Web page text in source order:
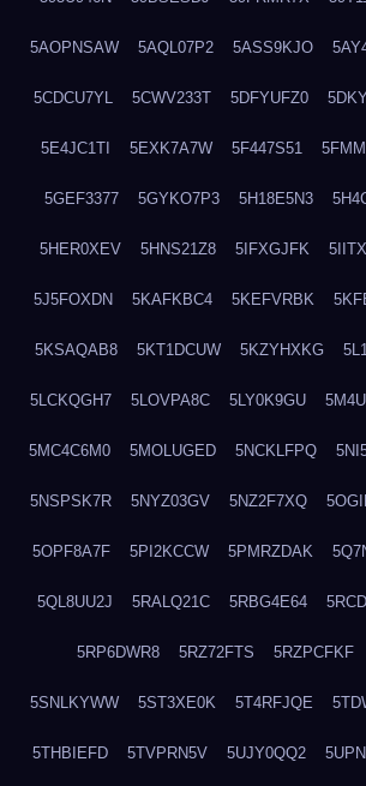
5AOPNSAW 5AQL07P2 5ASS9KJO
5CDCU7YL 5CWV233T 5DFYUFZ0
5E4JC1TI 5EXK7A7W 5F447S51
5GEF3377 5GYKO7P3 5H18E5N3
5HER0XEV 5HNS21Z8 5IFXGJFK
5J5FOXDN 5KAFKBC4 5KEFVRBK
5KSAQAB8 5KT1DCUW 5KZYHXKG
5LCKQGH7 5LOVPA8C 5LY0K9GU
5MC4C6M0 5MOLUGED 5NCKLFPQ
5NSPSK7R 5NYZ03GV 5NZ2F7XQ
5OPF8A7F 5PI2KCCW 5PMRZDAK
5QL8UU2J 5RALQ21C 5RBG4E64
5RP6DWR8 5RZ72FTS 5RZPCFKF
5SNLKYWW 5ST3XE0K 5T4RFJQE
5THBIEFD 5TVPRN5V 5UJY0QQ2